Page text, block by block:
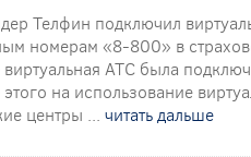
Телфин подключил
номерам «8-800» в
АТС была
на использование
центры ... читать дальше